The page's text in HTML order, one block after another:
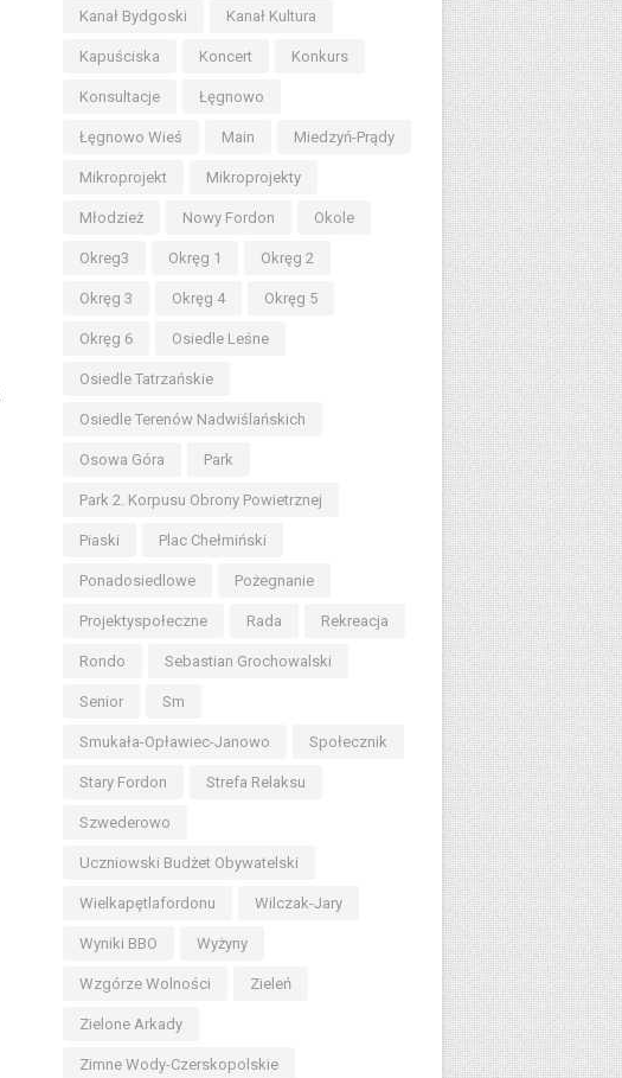
Kanał Bydgoski Kanał Kultura
Kapuściska Koncert Konkurs
Konsultacje Łęgnowo
Łęgnowo Wieś Main Miedzyń-Prądy
Mikroprojekt Mikroprojekty
Młodzież Nowy Fordon Okole
Okreg3 Okręg 1 Okręg 2
Okręg 3 Okręg 4 Okręg 5
Okręg 6 Osiedle Leśne
Osiedle Tatrzańskie
Osiedle Terenów Nadwiślańskich
Osowa Góra Park
Park 2. Korpusu Obrony Powietrznej
Piaski Plac Chełmiński
Ponadosiedlowe Pożegnanie
Projektyspołeczne Rada Rekreacja
Rondo Sebastian Grochowalski
Senior Sm
Smukała-Opławiec-Janowo Społecznik
Stary Fordon Strefa Relaksu
Szwederowo
Uczniowski Budżet Obywatelski
Wielkapętlafordonu Wilczak-Jary
Wyniki BBO Wyżyny
Wzgórze Wolności Zieleń
Zielone Arkady
Zimne Wody-Czerskopolskie